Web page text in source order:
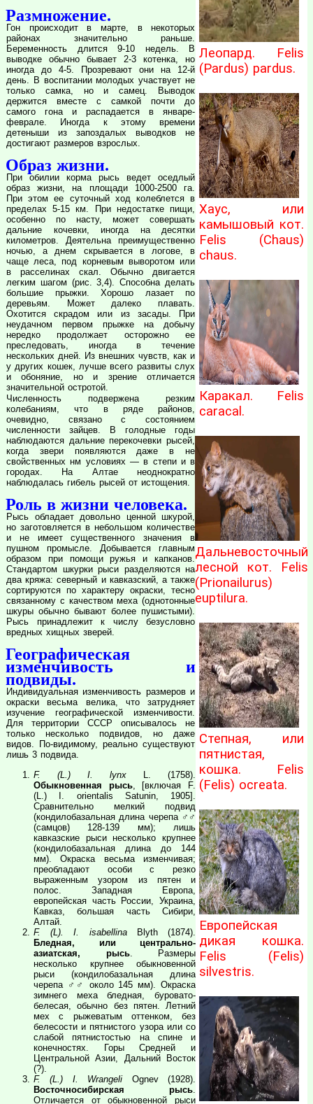
Размножение.
Гон происходит в марте, в некоторых
районах значительно раньше.
Беременность длится 9-10 недель. В
выводке обычно бывает 2-3 котенка, но
иногда до 4-5. Прозревают они на 12-й
день. В воспитании молодых участвует не
только самка, но и самец. Выводок
держится вместе с самкой почти до
самого гона и распадается в январе-
феврале. Иногда к этому времени
детеныши из запоздалых выводков не
достигают размеров взрослых.
Образ жизни.
При обилии корма рысь ведет оседлый
образ жизни, на площади 1000-2500 га.
При этом ее суточный ход колеблется в
пределах 5-15 км. При недостатке пищи,
особенно по насту, может совершать
дальние кочевки, иногда на десятки
километров. Деятельна преимущественно
ночью, а днем скрывается в логове, в
чаще леса, под корневым выворотом или
в расселинах скал. Обычно двигается
легким шагом (рис. 3,4). Способна делать
большие прыжки. Хорошо лазает по
деревьям. Может далеко плавать.
Охотится скрадом или из засады. При
неудачном первом прыжке на добычу
нередко продолжает осторожно ее
преследовать, иногда в течение
нескольких дней. Из внешних чувств, как и
у других кошек, лучше всего развиты слух
и обоняние, но и зрение отличается
значительной остротой.
Численность подвержена резким
колебаниям, что в ряде районов,
очевидно, связано с состоянием
численности зайцев. В голодные годы
наблюдаются дальние перекочевки рысей,
когда звери появляются даже в не
свойственных нм условиях — в степи и в
городах. На Алтае неоднократно
наблюдалась гибель рысей от истощения.
Роль в жизни человека.
Рысь обладает довольно ценной шкурой,
но заготовляется в небольшом количестве
и не имеет существенного значения в
пушном промысле. Добывается главным
образом при помощи ружья и капканов.
Стандартом шкурки рыси разделяются на
два кряжа: северный и кавказский, а также
сортируются по характеру окраски, тесно
связанному с качеством меха (однотонные
шкуры обычно бывают более пушистыми).
Рысь принадлежит к числу безусловно
вредных хищных зверей.
Географическая
изменчивость и
подвиды.
Индивидуальная изменчивость размеров и
окраски весьма велика, что затрудняет
изучение географической изменчивости.
Для территории СССР описывалось не
только несколько подвидов, но даже
видов. По-видимому, реально существуют
лишь 3 подвида.
F. (L.) I. lynx L. (1758).
Обыкновенная рысь, [включая F.
(L.) I. orientalis Satunin, 1905].
Сравнительно мелкий подвид
(кондилобазальная длина черепа ♂♂
(самцов) 128-139 мм); лишь
кавказские рыси несколько крупнее
(кондилобазальная длина до 144
мм). Окраска весьма изменчивая;
преобладают особи с резко
выраженным узором из пятен и
полос. Западная Европа,
европейская часть России, Украина,
Кавказ, большая часть Сибири,
Алтай.
F. (L). I. isabellinaBlyth (1874).
Бледная, или центрально-
азиатская, рысь. Размеры
несколько крупнее обыкновенной
рыси (кондилобазальная длина
черепа ♂♂ около 145 мм). Окраска
зимнего меха бледная, буровато-
белесая, обычно без пятен. Летний
мех с рыжеватым оттенком, без
белесости и пятнистого узора или со
слабой пятнистостью на спине и
конечностях. Горы Средней и
Центральной Азии, Дальний Восток
(?).
F. (L.) I. Wrangeli Ognev (1928).
Восточносибирская рысь
Отличается от обыкновенной рыси
Леопард. Felis
(Pardus) pardus.
Хаус, или
камышовый кот.
Felis (Chaus)
chaus.
Каракал. Felis
caracal.
Дальневосточный
лесной кот. Felis
(Prionailurus)
euptilura.
Степная, или
пятнистая,
кошка. Felis
(Felis) ocreata.
Европейская
дикая кошка.
Felis (Felis)
silvestris.